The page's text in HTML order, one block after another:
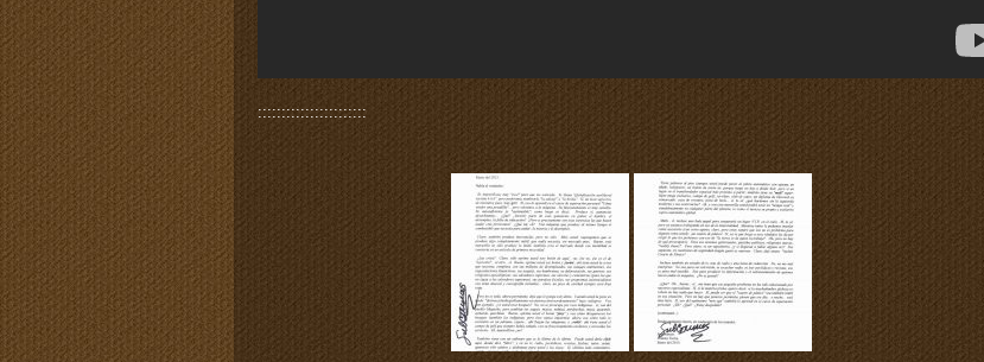
:::::::::::::::::::::::